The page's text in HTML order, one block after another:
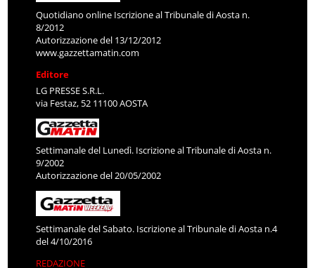
Quotidiano online Iscrizione al Tribunale di Aosta n.
8/2012
Autorizzazione del 13/12/2012
www.gazzettamatin.com
Editore
LG PRESSE S.R.L.
via Festaz, 52 11100 AOSTA
Settimanale del Lunedì. Iscrizione al Tribunale di Aosta n.
9/2002
Autorizzazione del 20/05/2002
Settimanale del Sabato. Iscrizione al Tribunale di Aosta n.4
del 4/10/2016
REDAZIONE